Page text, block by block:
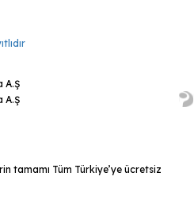
A.Ş
A.Ş
tamamı Tüm Türkiye’ye ücretsiz